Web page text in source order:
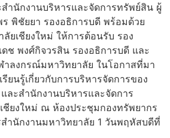
ำนักงานบริหารและจัดการทรัพย์สิน ผู้
พิชัยยา รองอธิการบดี พร้อมด้วย
ยเชียงใหม่ ให้การต้อนรับ รอง
ช พงศ์กิจวรสิน รองอธิการบดี และ
ลงกรณ์มหาวิทยาลัย ในโอกาสที่มา
ยนรู้เกี่ยวกับการบริหารจัดการของ
ละสำนักงานบริหารและจัดการ
ชียงใหม่ ณ ห้องประชุมกองทรัพยากร
ำนักงานมหาวิทยาลัย 1 วันพฤหัสบดีที่